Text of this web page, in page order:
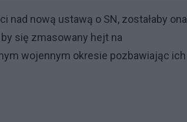
nad nową ustawą o SN, zostałaby ona
się zmasowany hejt na
wojennym okresie pozbawiając ich